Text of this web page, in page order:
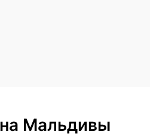
Мальдивы